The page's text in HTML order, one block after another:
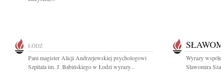
ŁÓDŹ
Pani magister Alicji Andrzejewskiej psychologowi
Szpitala im. J. Babińskiego w Łodzi wyrazy...
Wyrazy
Sławomira